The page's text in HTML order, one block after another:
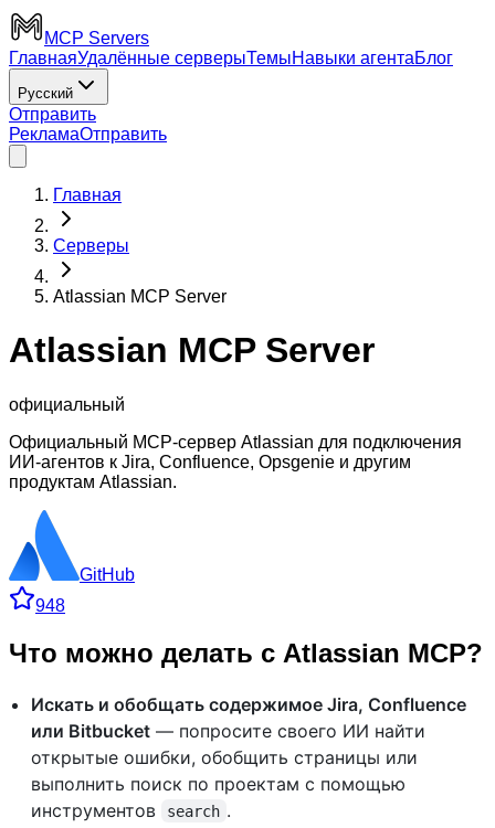
MCP Servers
ГлавнаяУдалённые серверыТемыНавыки агентаБлог
Русский
Отправить
РекламаОтправить
Главная
Серверы
Atlassian MCP Server
Atlassian MCP Server
официальный
Официальный MCP-сервер Atlassian для подключения
ИИ-агентов к Jira, Confluence, Opsgenie и другим
продуктам Atlassian.
GitHub
948
Что можно делать с Atlassian MCP?
Искать и обобщать содержимое Jira, Confluence
или Bitbucket — попросите своего ИИ найти
открытые ошибки, обобщить страницы или
выполнить поиск по проектам с помощью
инструментов
search .